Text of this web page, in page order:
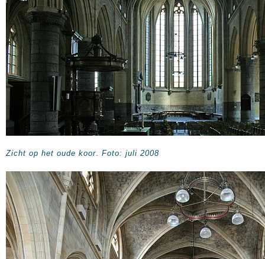
Zicht op het oude koor. Foto: juli 2008